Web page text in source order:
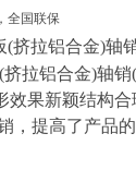
全国联保
挤拉铝合金)轴
拉铝合金)轴
果新颖结构
提高了产品